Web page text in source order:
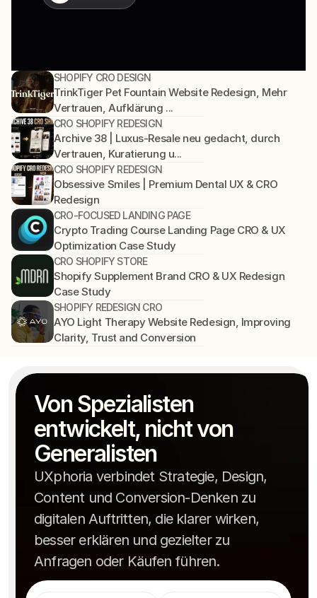
SHOPIFY CRO DESIGN
TrinkTiger Pet Fountain Website Redesign, Mehr
Vertrauen, Aufklärung ...
CRO SHOPIFY REDESIGN
Archive 38 | Luxus-Resale neu gedacht, durch
Vertrauen, Kuratierung u...
CRO SHOPIFY REDESIGN
Obsessive Smiles | Premium Dental UX & CRO
Redesign
CRO-FOCUSED LANDING PAGE
Crypto Trading Course Landing Page CRO & UX
Optimization Case Study
CRO SHOPIFY STORE
Shopify Supplement Brand CRO & UX Redesign
Case Study
SHOPIFY REDESIGN CRO
AYO Light Therapy Website Redesign, Improving
Clarity, Trust and Conversion
Von Spezialisten
entwickelt, nicht von
Generalisten
UXphoria verbindet Strategie, Design,
Content und Conversion-Denken zu
digitalen Auftritten, die klarer wirken,
besser erklären und gezielter zu
Anfragen oder Käufen führen.